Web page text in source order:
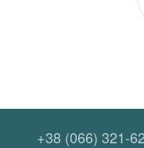
+38 (066) 321-